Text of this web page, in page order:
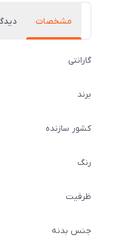
مشخصات
گارانتی
برند
کشور سازنده
رنگ
ظرفیت
جنس بدنه